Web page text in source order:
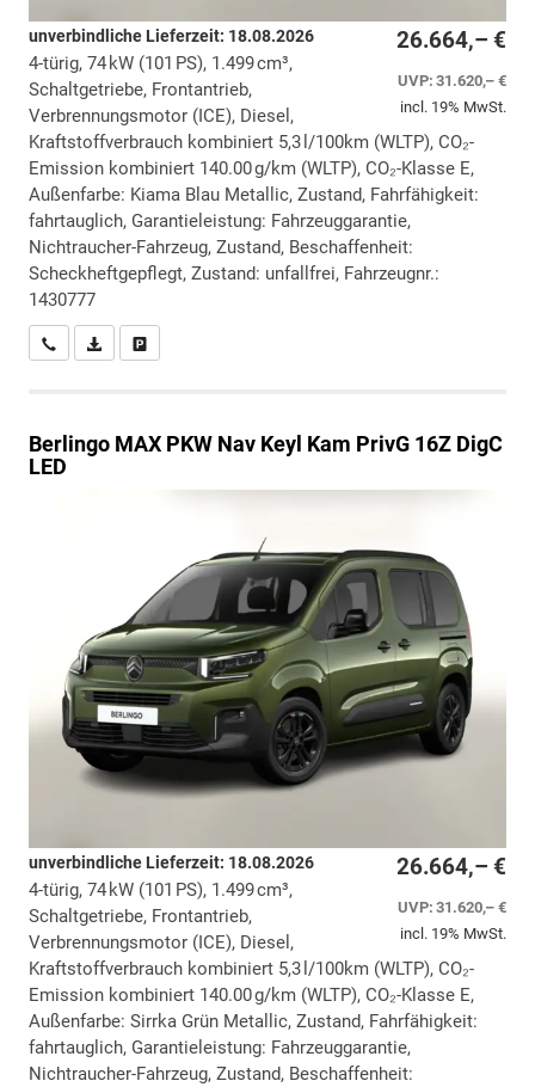
26.664,– €
UVP:31.620,– €
incl. 19% MwSt.
unverbindliche Lieferzeit: 18.08.2026
4-türig, 74 kW (101 PS), 1.499 cm³,
Schaltgetriebe, Frontantrieb,
Verbrennungsmotor (ICE), Diesel,
Kraftstoffverbrauch kombiniert 5,3 l/100km (WLTP), CO₂-
Emission kombiniert 140.00 g/km (WLTP), CO₂-Klasse E,
Außenfarbe: Kiama Blau Metallic, Zustand, Fahrfähigkeit:
fahrtauglich, Garantieleistung: Fahrzeuggarantie,
Nichtraucher-Fahrzeug, Zustand, Beschaffenheit:
Scheckheftgepflegt, Zustand: unfallfrei, Fahrzeugnr.:
1430777
Wir rufen Sie anPDF-Datei, Fahrzeugexposé drucken
Berlingo MAX PKW Nav Keyl Kam PrivG 16Z DigC
LED
26.664,– €
UVP:31.620,– €
incl. 19% MwSt.
unverbindliche Lieferzeit: 18.08.2026
4-türig, 74 kW (101 PS), 1.499 cm³,
Schaltgetriebe, Frontantrieb,
Verbrennungsmotor (ICE), Diesel,
Kraftstoffverbrauch kombiniert 5,3 l/100km (WLTP), CO₂-
Emission kombiniert 140.00 g/km (WLTP), CO₂-Klasse E,
Außenfarbe: Sirrka Grün Metallic, Zustand, Fahrfähigkeit:
fahrtauglich, Garantieleistung: Fahrzeuggarantie,
Nichtraucher-Fahrzeug, Zustand, Beschaffenheit: